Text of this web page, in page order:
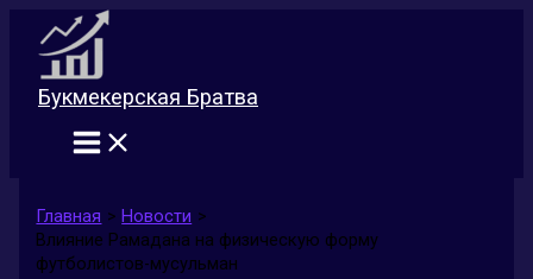
Перейти
содержимому
Букмекерская Братва
Главная
Новости
Влияние Рамадана на физическую форму
футболистов-мусульман